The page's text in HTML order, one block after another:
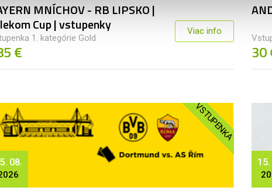
MNÍCHOV - RB LIPSKO |
Cup | vstupenky
1. kategórie Gold
€
Viac info
30
VSTUPENKA
08.